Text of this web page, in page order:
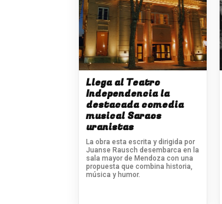
Llega al Teatro
Independencia la
destacada comedia
musical Saraos
uranistas
La obra esta escrita y dirigida por
Juanse Rausch desembarca en la
sala mayor de Mendoza con una
propuesta que combina historia,
música y humor.